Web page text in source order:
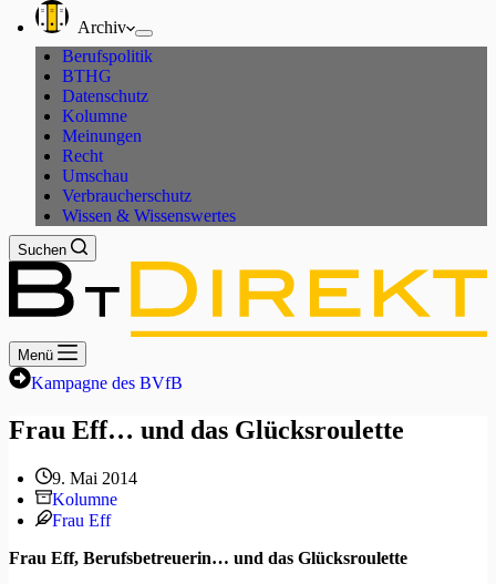
Archiv
Berufspolitik
BTHG
Datenschutz
Kolumne
Meinungen
Recht
Umschau
Verbraucherschutz
Wissen & Wissenswertes
Suchen
Menü
Kampagne des BVfB
Frau Eff… und das Glücksroulette
9. Mai 2014
Kolumne
Frau Eff
Frau Eff, Berufsbetreuerin… und das Glücksroulette